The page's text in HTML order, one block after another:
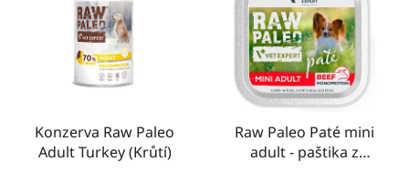
Konzerva Raw Paleo
Adult Turkey (Krůtí)
Raw Paleo Paté mini
adult - paštika z